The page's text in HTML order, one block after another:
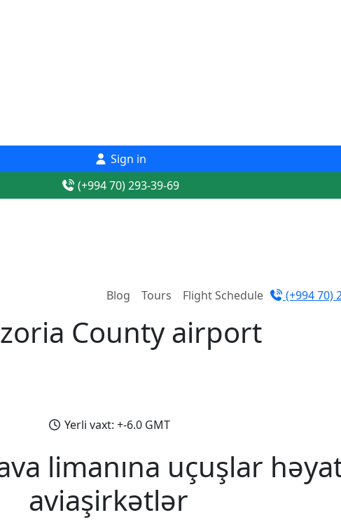
Sign in
(+994 70) 293-39-69
Blog Tours Flight Schedule (+994 70)
County airport
Yerli vaxt: +-6.0 GMT
limanına uçuşlar
aviaşirkətlər